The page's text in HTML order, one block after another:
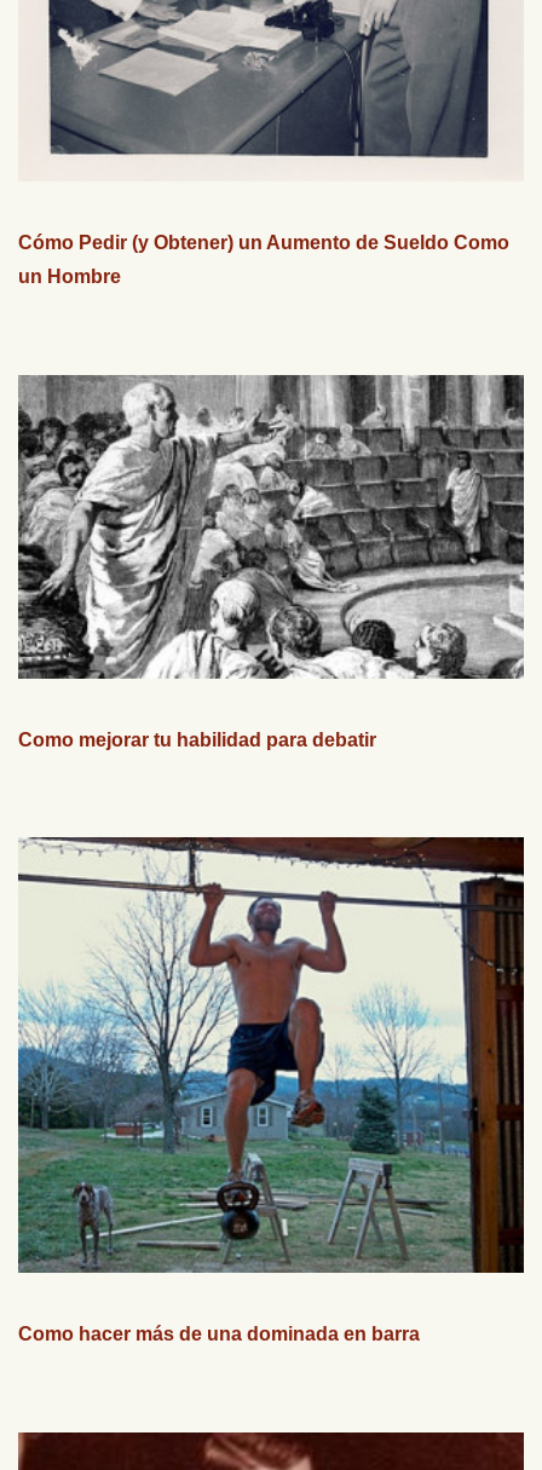
Cómo Pedir (y Obtener) un Aumento de Sueldo Como
un Hombre
Como mejorar tu habilidad para debatir
Como hacer más de una dominada en barra